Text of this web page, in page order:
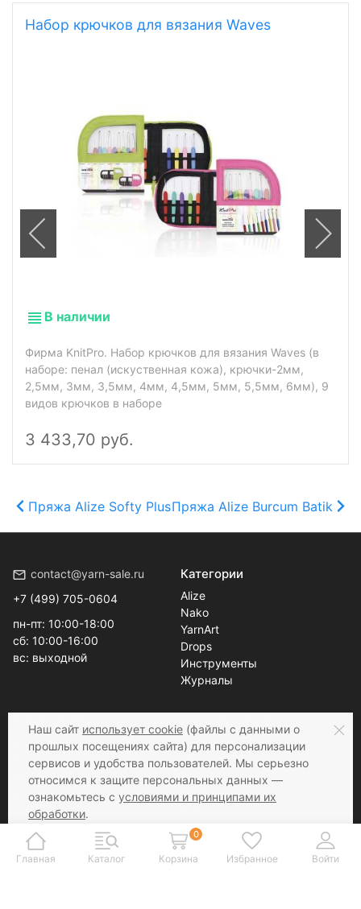
Набор крючков для вязания Waves
В наличии
Фирма KnitPro. Набор крючков для вязания Waves (в
наборе: пенал (искуственная кожа), крючки-2мм,
2,5мм, 3мм, 3,5мм, 4мм, 4,5мм, 5мм, 5,5мм, 6мм), 9
видов крючков в наборе
3 433,70 руб.
Пряжа Alize Softy PlusПряжа Alize Burcum Batik
contact@yarn-sale.ru
+7 (499) 705-0604
пн-пт: 10:00-18:00
сб: 10:00-16:00
вс: выходной
Категории
Alize
Nako
YarnArt
Drops
Инструменты
Журналы
Доставка
Оплата
Возврат
О нас
Скидки
Мой профиль
Мои заказы
Блог
Статьи
Наш сайт использует cookie (файлы с данными о
прошлых посещениях сайта) для персонализации
сервисов и удобства пользователей. Мы серьезно
относимся к защите персональных данных —
ознакомьтесь с условиями и принципами их
обработки.
Вы можете запретить сохранение cookie в
настройках своего браузера.
Главная Каталог
0
Корзина Избранное Войти